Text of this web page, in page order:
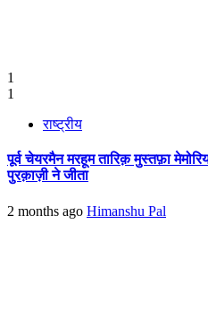
1
1
राष्ट्रीय
पूर्व चेयरमैन मरहूम तारिक़ मुस्तफ़ा
पुरक़ाज़ी ने जीता
2 months ago Himanshu Pal